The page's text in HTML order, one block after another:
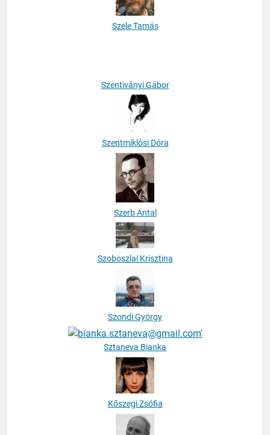
Szele Tamás
Szentmiklósi Dóra
Szerb Antal
Szoboszlai Krisztina
Szondi György
Sztaneva Bianka
Kőszegi Zsófia